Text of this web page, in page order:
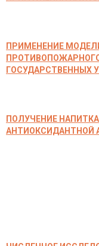
ПРИМЕНЕНИЕ
ГОСУДАРСТВЕННЫХ
ПОЛУЧЕНИЕ НАПИТКА
АНТИОКСИДАНТНОЙ